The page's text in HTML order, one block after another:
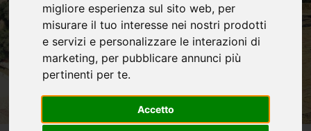
migliore esperienza sul sito web, per
misurare il tuo interesse nei nostri prodotti
e servizi e personalizzare le interazioni di
marketing, per pubblicare annunci più
pertinenti per te.
Accetto